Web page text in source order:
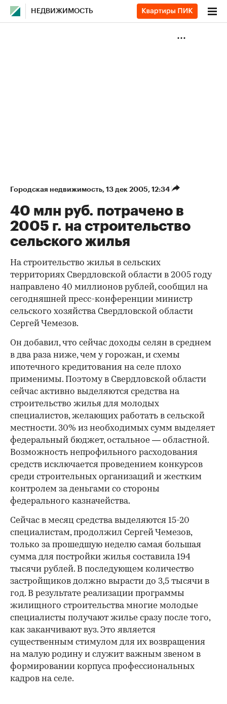
НЕДВИЖИМОСТЬ
Городская недвижимость⁠, 13 дек 2005, 12:34
40 млн руб. потрачено в
2005 г. на строительство
сельского жилья
На строительство жилья в сельских
территориях Свердловской области в 2005 году
направлено 40 миллионов рублей, сообщил на
сегодняшней пресс-конференции министр
сельского хозяйства Свердловской области
Сергей Чемезов.
Он добавил, что сейчас доходы селян в среднем
в два раза ниже, чем у горожан, и схемы
ипотечного кредитования на селе плохо
применимы. Поэтому в Свердловской области
сейчас активно выделяются средства на
строительство жилья для молодых
специалистов, желающих работать в сельской
местности. 30% из необходимых сумм выделяет
федеральный бюджет, остальное — областной.
Возможность непрофильного расходования
средств исключается проведением конкурсов
среди строительных организаций и жестким
контролем за деньгами со стороны
федерального казначейства.
Сейчас в месяц средства выделяются 15-20
специалистам, продолжил Сергей Чемезов,
только за прошедшую неделю самая большая
сумма для постройки жилья составила 194
тысячи рублей. В последующем количество
застройщиков должно вырасти до 3,5 тысячи в
год. В результате реализации программы
жилищного строительства многие молодые
специалисты получают жилье сразу после того,
как заканчивают вуз. Это является
существенным стимулом для их возвращения
на малую родину и служит важным звеном в
формировании корпуса профессиональных
кадров на селе.